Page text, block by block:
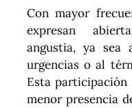
Con mayor
expresan
angustia, ya sea
urgencias o al
Esta
menor presencia